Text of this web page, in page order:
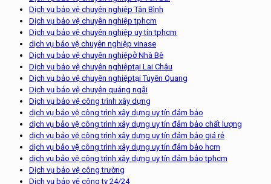
Dịch vụ bảo vệ chuyên nghiệp Tân Bình
Dịch vụ bảo vệ chuyên nghiệp tphcm
Dịch vụ bảo vệ chuyên nghiệp uy tín tphcm
dịch vụ bảo vệ chuyên nghiệp vinase
Dịch vụ bảo vệ chuyên nghiệpở Nhà Bè
Dịch vụ bảo vệ chuyên nghiệptại Lai Châu
Dịch vụ bảo vệ chuyên nghiệptại Tuyên Quang
Dịch vụ bảo vệ chuyên quảng ngãi
Dịch vụ bảo vệ công trình xây dựng
dịch vụ bảo vệ công trình xây dựng uy tín đảm bảo
dịch vụ bảo vệ công trình xây dựng uy tín đảm bảo chất lượng
dịch vụ bảo vệ công trình xây dựng uy tín đảm bảo giá rẻ
dịch vụ bảo vệ công trình xây dựng uy tín đảm bảo hcm
dịch vụ bảo vệ công trình xây dựng uy tín đảm bảo tphcm
Dịch vụ bảo vệ công trường
Dịch vụ bảo vệ công ty 24/24